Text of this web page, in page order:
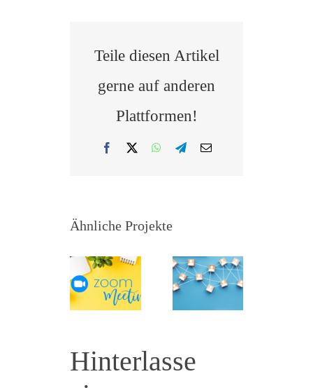
Teile diesen Artikel
gerne auf anderen
Plattformen!
Facebook WhatsApp
Telegram
E-
Ähnliche Projekte
Meetings
Community
Hinterlasse